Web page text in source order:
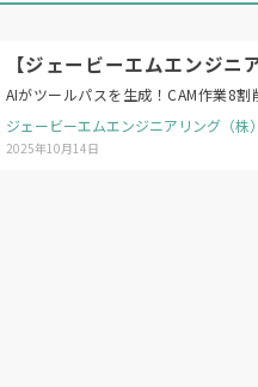
【ジェービーエムエンジ
AIがツールパスを生成！CAM作業8割
ジェービーエムエンジニアリング（株
2025年10月14日